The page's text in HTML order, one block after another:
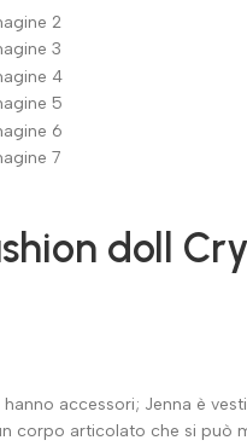
doll
hanno accessori; Jenna è
un corpo articolato che si